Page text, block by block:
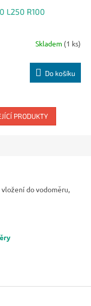
L250 R100
Skladem (1 ks)
Do košíku
PRODUKTY
do vodoměru,